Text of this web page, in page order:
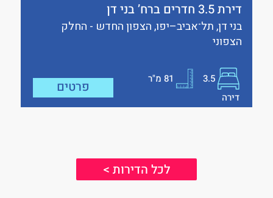
דירת 3.5 חדרים ברח’ בני דן
בני דן, תל־אביב–יפו, הצפון החדש - החלק
הצפוני
3.5
81מ"ר
דירה
פרטים
לכל הדירות >